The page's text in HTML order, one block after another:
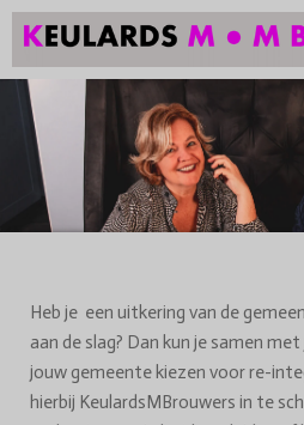
Ga
naar
hoofdinhoud
Heb je een uitkering van de
aan de slag? Dan kun je samen
jouw gemeente kiezen voor re-
hierbij KeulardsMBrouwers in te